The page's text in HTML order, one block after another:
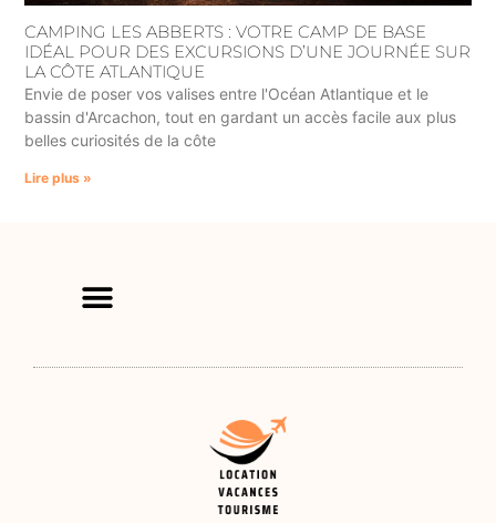
CAMPING LES ABBERTS : VOTRE CAMP DE BASE
IDÉAL POUR DES EXCURSIONS D’UNE JOURNÉE SUR
LA CÔTE ATLANTIQUE
Envie de poser vos valises entre l'Océan Atlantique et le
bassin d'Arcachon, tout en gardant un accès facile aux plus
belles curiosités de la côte
Lire plus »